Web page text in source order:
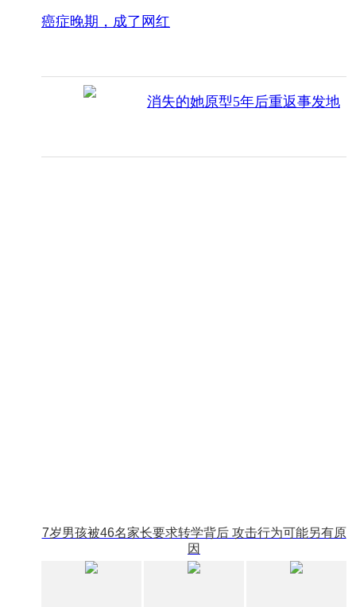
癌症晚期，成了网红
消失的她原型5年后重返事发地
7岁男孩被46名家长要求转学背后 攻击行为可能另有原
因